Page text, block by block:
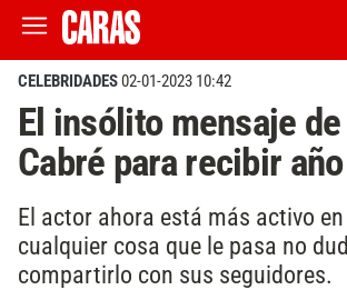
CELEBRIDADES02-01-2023 10:42
El insólito mensaje
Cabré para recibir
El actor ahora está más activo
cualquier cosa que le pasa no
compartirlo con sus seguidores.